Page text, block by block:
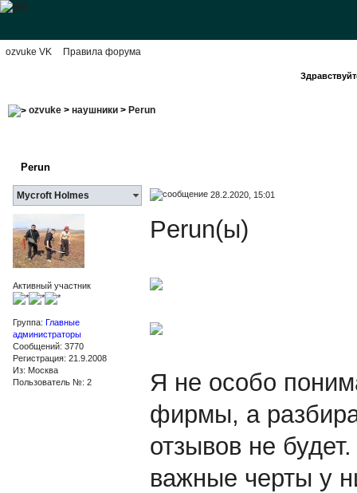
ozvuke VK Правила форума
ozvuke> наушники> Perun
Perun
Mycroft Holmes 28.2.2020, 15:01
Активный участник
Группа: Главные
администраторы
Сообщений: 3770
Регистрация: 21.9.2008
Из: Москва
Пользователь №: 2
Perun(ы)
Я не особо
фирмы, а
отзывов не
важные черты у